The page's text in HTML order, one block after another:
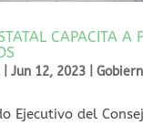
CAPACITA A
| Jun 12, 2023|
Ejecutivo del